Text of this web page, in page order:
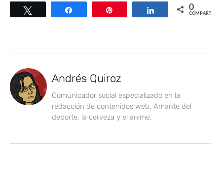
Compartir Compartir0
COMPARTIR
Andrés Quiroz
Comunicador social especializado en la
redacción de contenidos web. Amante del
deporte, la cerveza y el anime.